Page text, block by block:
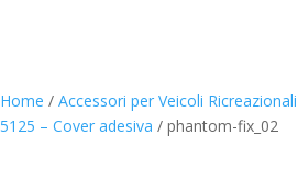
Home / Accessori per Veicoli Ricreazionali
5125 – Cover adesiva / phantom-fix_02